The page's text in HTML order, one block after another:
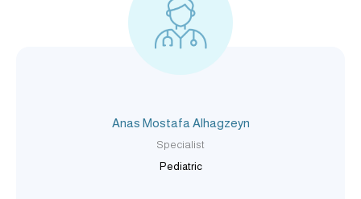
Anas Mostafa Alhagzeyn
Specialist
Pediatric